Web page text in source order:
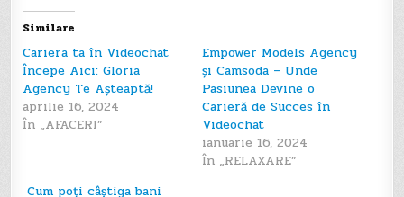
Similare
Cariera ta în Videochat
Începe Aici: Gloria
Agency Te Așteaptă!
aprilie 16, 2024
În „AFACERI”
Empower Models Agency
și Camsoda – Unde
Pasiunea Devine o
Carieră de Succes în
Videochat
ianuarie 16, 2024
În „RELAXARE”
Cum poți câștiga bani